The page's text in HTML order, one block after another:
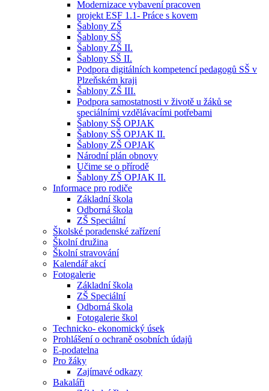
Modernizace vybavení pracoven
projekt ESF 1.1- Práce s kovem
Šablony ZŠ
Šablony SŠ
Šablony ZŠ II.
Šablony SŠ II.
Podpora digitálních kompetencí pedagogů SŠ v
Plzeňském kraji
Šablony ZŠ III.
Podpora samostatnosti v životě u žáků se
speciálními vzdělávacími potřebami
Šablony SŠ OPJAK
Šablony SŠ OPJAK II.
Šablony ZŠ OPJAK
Národní plán obnovy
Učime se o přírodě
Šablony ZŠ OPJAK II.
Informace pro rodiče
Základní škola
Odborná škola
ZŠ Speciální
Školské poradenské zařízení
Školní družina
Školní stravování
Kalendář akcí
Fotogalerie
Základní škola
ZŠ Speciální
Odborná škola
Fotogalerie škol
Technicko- ekonomický úsek
Prohlášení o ochraně osobních údajů
E-podatelna
Pro žáky
Zajímavé odkazy
Bakaláři